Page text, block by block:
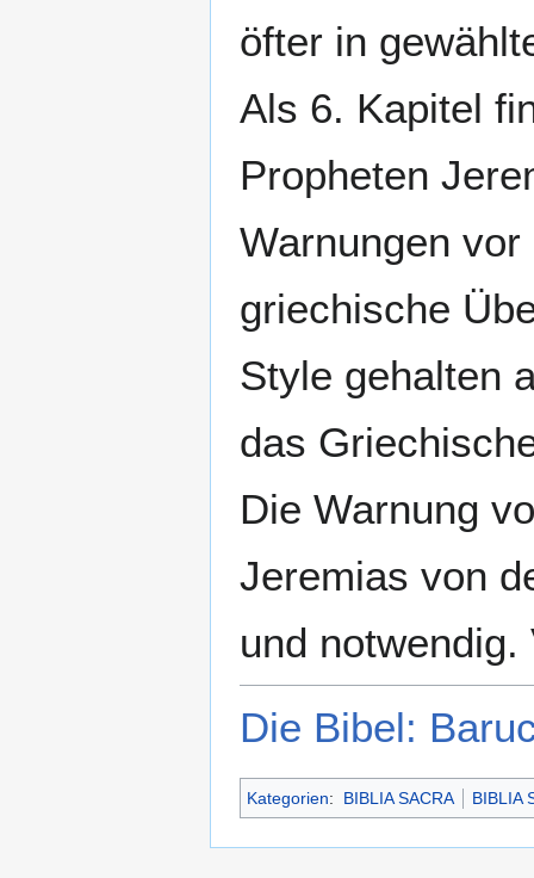
öfter in
Als 6. Kapitel
Propheten
Warnungen
griechische
Style gehalten
das
Die Warnung
Jeremias von
und
Die Bibel:
Kategorien: BIBLIA SACRA BIBLIA